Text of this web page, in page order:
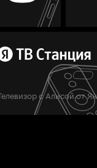
с Алисой от